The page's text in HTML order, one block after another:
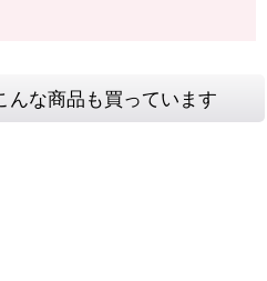
んな商品も買っています